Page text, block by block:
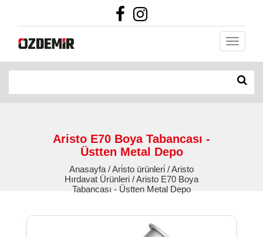
Aristo E70 Boya Tabancası -
Üstten Metal Depo
Anasayfa / Ari̇sto ürünleri̇ / Aristo
Hırdavat Ürünleri / Aristo E70 Boya
Tabancası - Üstten Metal Depo